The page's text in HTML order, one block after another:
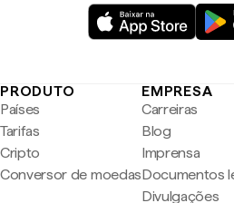
PRODUTO
Países
Tarifas
Cripto
Conversor de moedas
EMPRESA
Carreiras
Blog
Imprensa
Documentos
Divulgações